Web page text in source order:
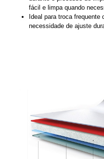
fácil e limpa quando
Ideal para troca frequente
necessidade de ajuste